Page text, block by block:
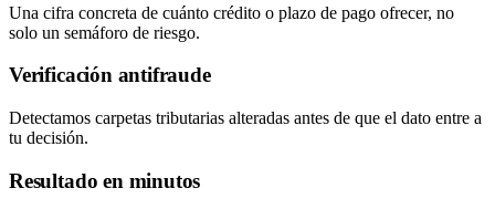
Una cifra concreta de cuánto crédito o plazo de pago ofrecer, no
solo un semáforo de riesgo.
Verificación antifraude
Detectamos carpetas tributarias alteradas antes de que el dato entre a
tu decisión.
Resultado en minutos